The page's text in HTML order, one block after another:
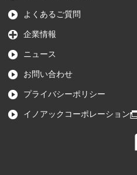
よくあるご質問
企業情報
ニュース
お問い合わせ
プライバシーポリシー
イノアックコーポレーション